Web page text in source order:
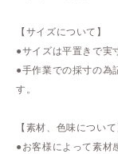
【サイズについて】
●サイズは平置きで実
●手作業での採寸の為
す。
【素材、色味について
●お客様によって素材